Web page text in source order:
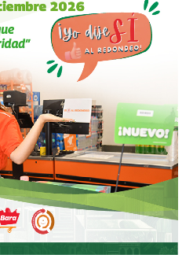
Alberto Kempes como en
Videla o Galtieri. El héroe
deDiego Armando
de Final del Mundial de
‘El 10’ metió dos
explican más sobre
de historia. El primero fue
Diego saltó a disputar un balón
y ante su falta de estatura,
empujando la pelota a la red… el